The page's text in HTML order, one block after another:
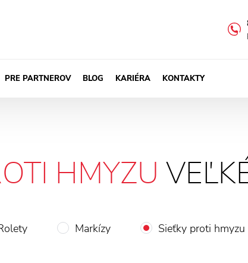
PRE PARTNEROV BLOG KARIÉRA KONTAKTY
HMYZU
Markízy Sieťky proti hmyzu